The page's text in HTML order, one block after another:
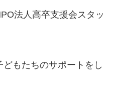
法人高卒支援会スタッ
もたちのサポートをし